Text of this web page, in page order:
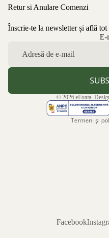
Retur si Anulare Comenzi
Înscrie-te la newsletter și află
E-
© 2026 eFonta.
Termeni și
Politica de confidențialitate
Aviz legal
Facebook